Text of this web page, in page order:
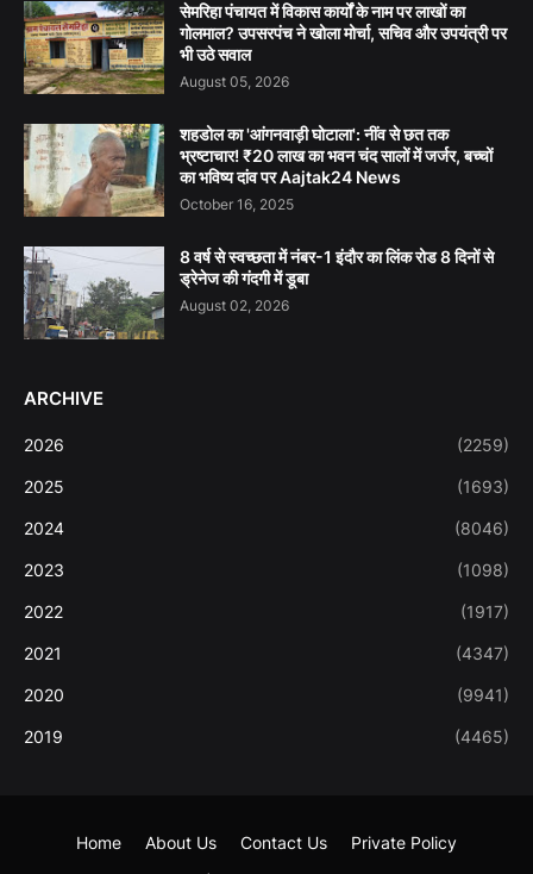
सेमरिहा पंचायत में विकास कार्यों के नाम पर लाखों का
गोलमाल? उपसरपंच ने खोला मोर्चा, सचिव और उपयंत्री पर
भी उठे सवाल
August 05, 2026
शहडोल का 'आंगनवाड़ी घोटाला': नींव से छत तक
भ्रष्टाचार! ₹20 लाख का भवन चंद सालों में जर्जर, बच्चों
का भविष्य दांव पर Aajtak24 News
October 16, 2025
8 वर्ष से स्वच्छता में नंबर-1 इंदौर का लिंक रोड 8 दिनों से
ड्रेनेज की गंदगी में डूबा
August 02, 2026
ARCHIVE
2026 (2259)
2025 (1693)
2024 (8046)
2023 (1098)
2022 (1917)
2021 (4347)
2020 (9941)
2019 (4465)
Home About Us Contact Us Private Policy